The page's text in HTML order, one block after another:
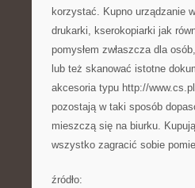
korzystać. Kupno urządzanie
drukarki, kserokopiarki jak
pomysłem zwłaszcza dla
lub też skanować istotne
akcesoria typu http://
pozostają w taki sposób
mieszczą się na biurku.
wszystko zagracić sobie
źródło: